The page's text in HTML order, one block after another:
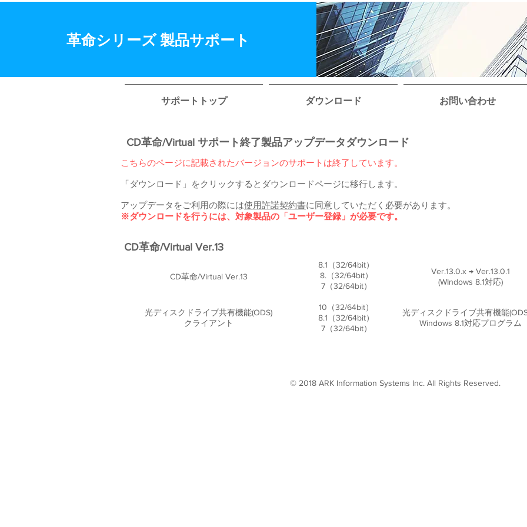
​革命シリーズ 製品サポート
サポートトップ ダウンロード お問い合わせ
CD革命/Virtual サポート終了製品アップデータダウンロード
こちらのページに記載されたバージョンのサポートは終了しています。
「ダウンロード」をクリックするとダウンロードページに移行します。
アップデータをご利用の際には使用許諾契約書に同意していただく必要があります。
※ダウンロードを行うには、対象製品の「ユーザー登録」が必要です。
CD革命/Virtual Ver.13
8.1（32/64bit）
8.（32/64bit）
7（32/64bit）
Ver.13.0.x → Ver.13.0.1
(WIndows 8.1対応)
CD革命/Virtual Ver.13
光ディスクドライブ共有機能(ODS)
クライアント
10（32/64bit）
8.1（32/64bit）
7（32/64bit）
光ディスクドライブ共有機能
Windows 8.1対応プログラム
© 2018 ARK Information Systems Inc. All Rights Reserved.